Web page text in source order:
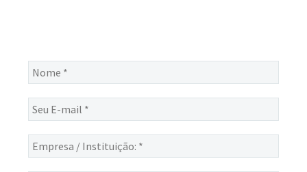
Nome
*
Seu
E-
mail
Empresa
/